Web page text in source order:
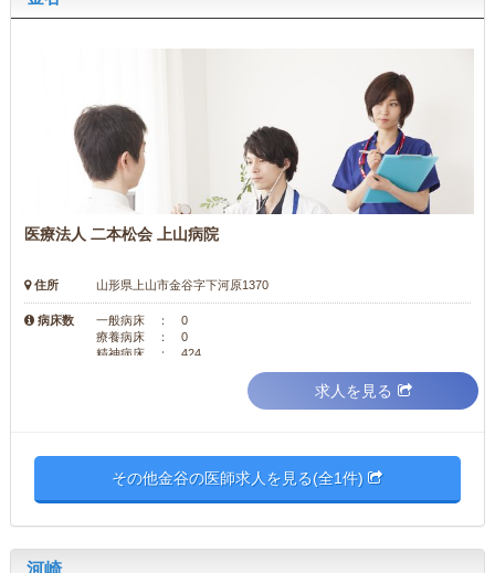
医療法人 二本松会 上山病院
住所 山形県上山市金谷字下河原1370
病床数
一般病床 ： 0
療養病床 ： 0
精神病床 ： 424
求人を見る
その他金谷の医師求人を見る(全1件)
河崎